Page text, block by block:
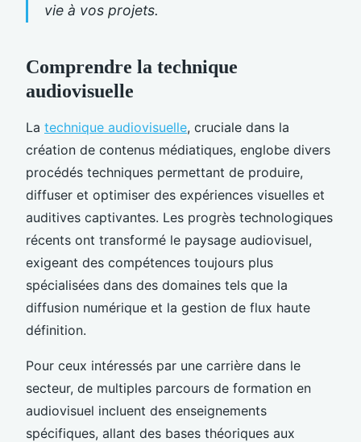
vie à vos projets.
Comprendre la technique
audiovisuelle
La technique audiovisuelle, cruciale dans la
création de contenus médiatiques, englobe divers
procédés techniques permettant de produire,
diffuser et optimiser des expériences visuelles et
auditives captivantes. Les progrès technologiques
récents ont transformé le paysage audiovisuel,
exigeant des compétences toujours plus
spécialisées dans des domaines tels que la
diffusion numérique et la gestion de flux haute
définition.
Pour ceux intéressés par une carrière dans le
secteur, de multiples parcours de formation en
audiovisuel incluent des enseignements
spécifiques, allant des bases théoriques aux